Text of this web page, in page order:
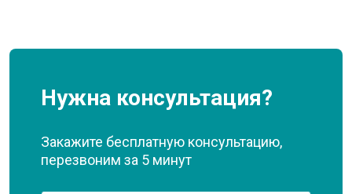
Нужна консультация?
Закажите бесплатную консультацию,
перезвоним за 5 минут